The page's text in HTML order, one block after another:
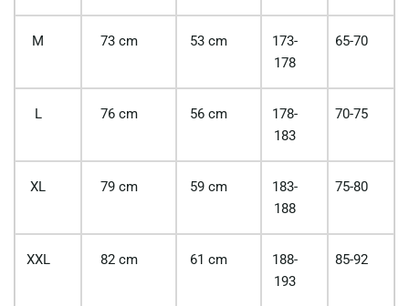
M 73 cm 53 cm
173-
178
65-70
L 76 cm 56 cm
178-
183
70-75
XL 79 cm 59 cm
183-
188
75-80
XXL 82 cm 61 cm
188-
193
85-92